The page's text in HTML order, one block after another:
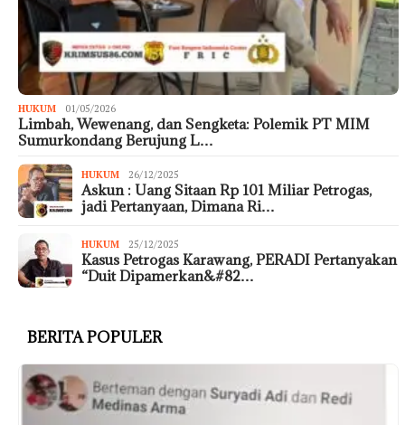
HUKUM 01/05/2026
Limbah, Wewenang, dan Sengketa: Polemik PT MIM
Sumurkondang Berujung L…
HUKUM 26/12/2025
Askun : Uang Sitaan Rp 101 Miliar Petrogas,
jadi Pertanyaan, Dimana Ri…
HUKUM 25/12/2025
Kasus Petrogas Karawang, PERADI Pertanyakan
“Duit Dipamerkan&#82…
BERITA POPULER